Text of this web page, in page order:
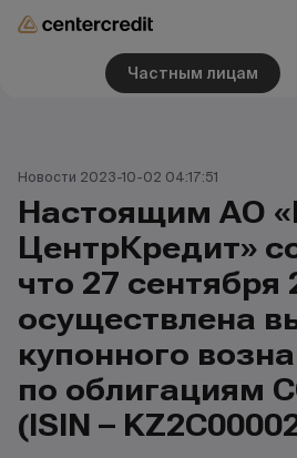
Частным лицам
Новости 2023-10-02 04:17:51
Настоящим АО
ЦентрКредит»
что 27 сентября
осуществлена
купонного
по облигациям
(ISIN –